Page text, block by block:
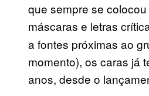
que sempre se
máscaras e letras
a fontes próximas ao
momento), os caras já
anos, desde o